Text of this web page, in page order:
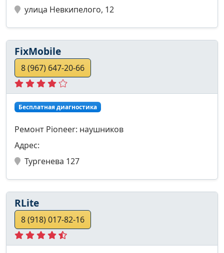
улица Невкипелого, 12
FixMobile
8 (967) 647-20-66
Бесплатная диагностика
Ремонт Pioneer: наушников
Адрес:
Тургенева 127
RLite
8 (918) 017-82-16